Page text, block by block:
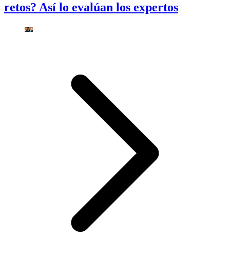
retos? Así lo evalúan los expertos